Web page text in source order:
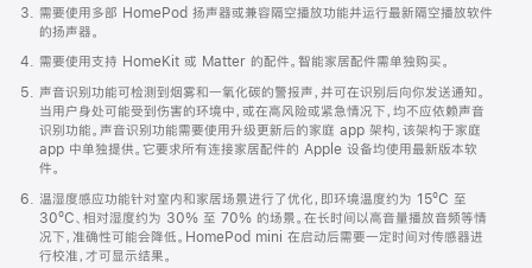
需要使用多部 HomePod 扬声器或兼容隔空播放功能并运行最新隔空播放软件
的扬声器。
需要使用支持 HomeKit 或 Matter 的配件。智能家居配件需单独购买。
声音识别功能可检测到烟雾和一氧化碳的警报声，并可在识别后向你发送通知。
当用户身处可能受到伤害的环境中，或在高风险或紧急情况下，均不应依赖声音
识别功能。声音识别功能需要使用升级更新后的家庭 app 架构，该架构于家庭
app 中单独提供。它要求所有连接家居配件的 Apple 设备均使用最新版本软
件。
温湿度感应功能针对室内和家居场景进行了优化，即环境温度约为 15ºC 至
30ºC、相对湿度约为 30% 至 70% 的场景。在长时间以高音量播放音频等情
况下，准确性可能会降低。HomePod mini 在启动后需要一定时间对传感器进
行校准，才可显示结果。